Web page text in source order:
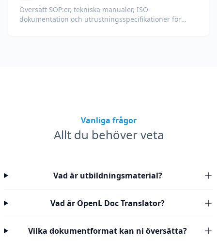
Översätt SOP:er, tekniska manualer, ISO-
dokumentation och utrustningsspecifikationer för
Vanliga frågor
Allt du behöver veta
Vad är utbildningsmaterial?
Vad är OpenL Doc Translator?
Vilka dokumentformat kan ni översätta?